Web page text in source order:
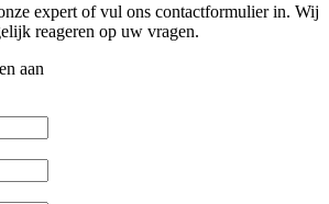
expert of vul ons contactformulier in. Wij
reageren op uw vragen.
aan